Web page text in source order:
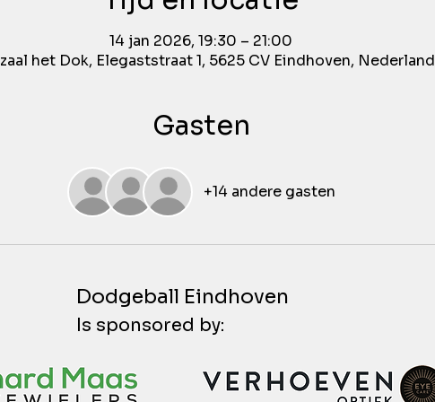
14 jan 2026, 19:30 – 21:00
het Dok, Elegaststraat 1, 5625 CV Eindhoven, Nederland
Gasten
+14 andere gasten
Dodgeball Eindhoven
Is sponsored by: